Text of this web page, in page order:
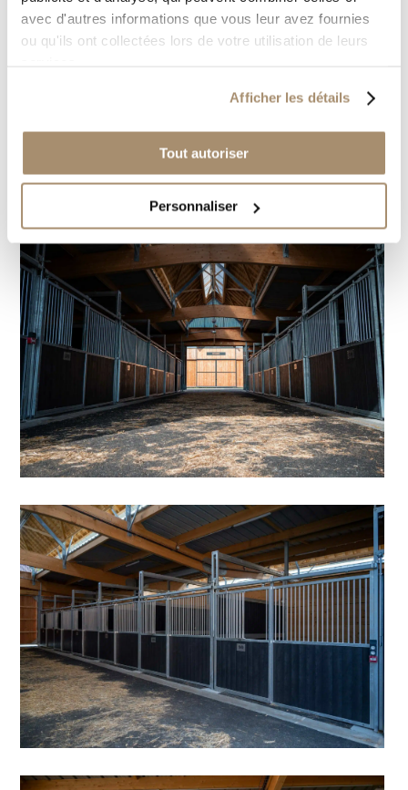
avec d'autres informations que vous leur avez fournies
ou qu'ils ont collectées lors de votre utilisation de leurs
Afficher les détails
Tout autoriser
Personnaliser